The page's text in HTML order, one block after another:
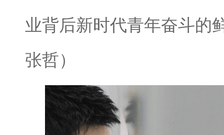
业背后新时代青年奋斗的
张哲）